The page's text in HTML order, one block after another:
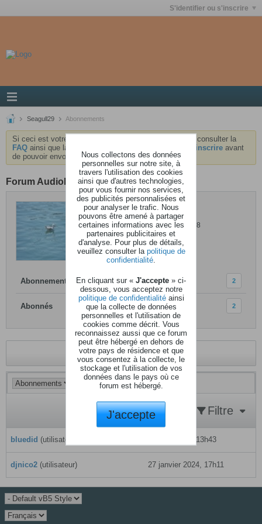
S'identifier ou s'inscrire
Seagull29 Abonnements
Si ceci est votre première visite, nous vous invitons à consulter la
FAQ ainsi que la inscrire avant
de pouvoir envoyer des messages.
Forum AudioKeys
Seagull29
Dernière activité: 15 mai 2024, 12h58
Inscrit: 24 juin 2012
Localisation: Wismar (Allemagne)
Abonnements 2
Abonnés 2
Revenir au profil
Filtre
bluedid (utilisateur) 23 avril 2026, 13h43
djnico2 (utilisateur) 27 janvier 2024, 17h11
Nous collectons des données
personnelles sur notre site, à
travers l'utilisation des cookies
ainsi que d'autres technologies,
pour vous fournir nos services,
des publicités personnalisées et
pour analyser le trafic. Nous
pouvons être amené à partager
certaines informations avec les
partenaires publicitaires et
d'analyse. Pour plus de détails,
veuillez consulter la politique de
confidentialité
En cliquant sur « J'accepte » ci-
dessous, vous acceptez notre
politique de confidentialitéainsi
que la collecte de données
personnelles et l'utilisation de
cookies comme décrit. Vous
reconnaissez aussi que ce forum
peut être hébergé en dehors de
votre pays de résidence et que
vous consentez à la collecte, le
stockage et l'utilisation de vos
données dans le pays où ce
forum est hébergé.
J'accepte